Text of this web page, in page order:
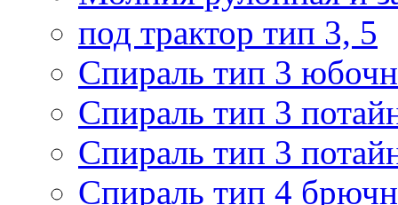
под трактор тип 3, 5
Спираль тип 3
Спираль тип 3
Спираль тип 3
Спираль тип 4